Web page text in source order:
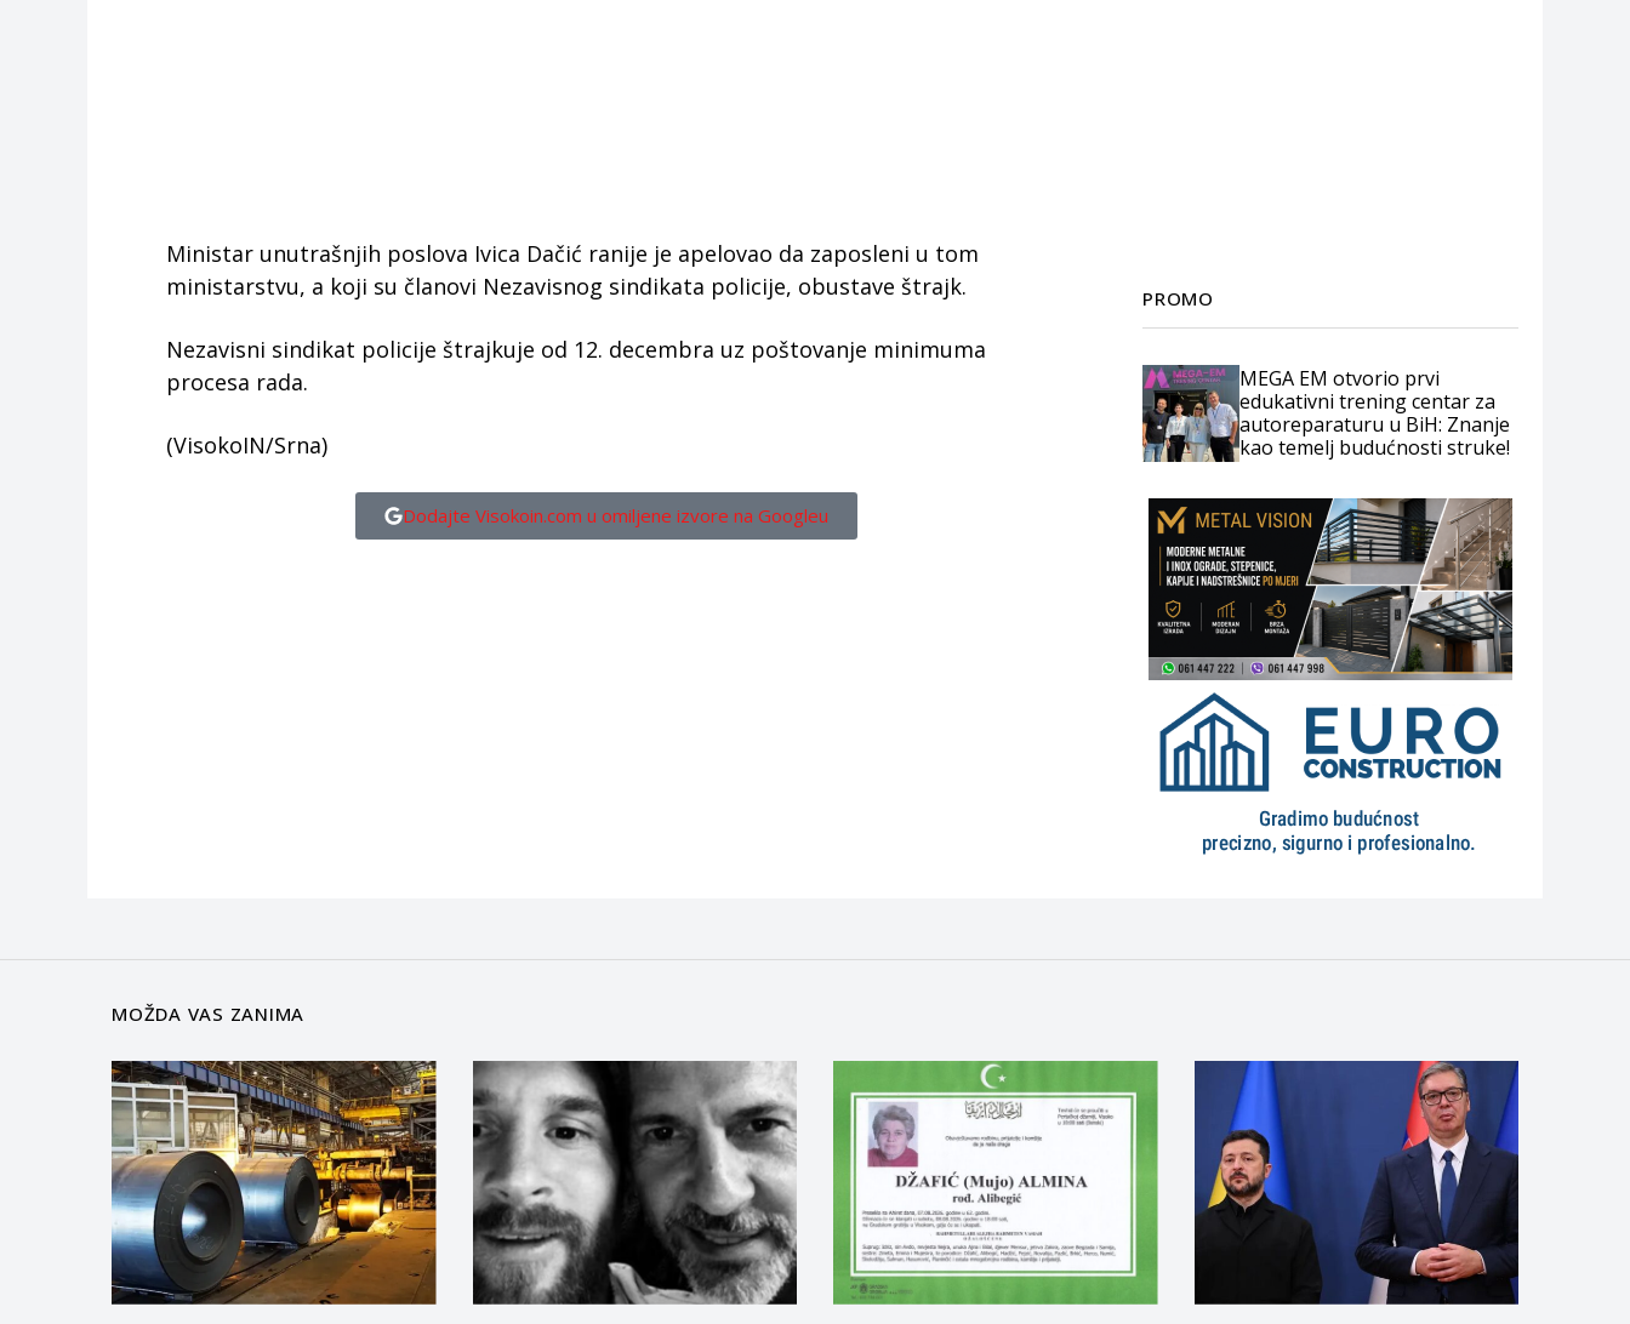
Ministar unutrašnjih poslova Ivica Dačić ranije je apelovao da zaposleni u tom
ministarstvu, a koji su članovi Nezavisnog sindikata policije, obustave štrajk.
Nezavisni sindikat policije štrajkuje od 12. decembra uz poštovanje minimuma
procesa rada.
(VisokoIN/Srna)
Dodajte Visokoin.com u omiljene izvore na Googleu
PROMO
MEGA EM otvorio prvi
edukativni trening centar za
autoreparaturu u BiH: Znanje
kao temelj budućnosti struke!
MOŽDA VAS ZANIMA